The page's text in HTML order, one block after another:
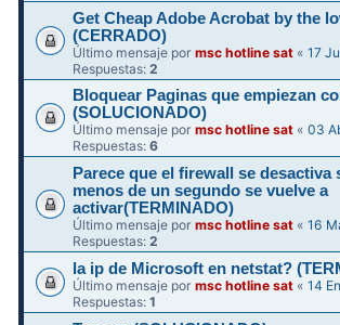
Get Cheap Adobe Acrobat by the
(CERRADO)
Último mensaje pormsc hotline sat «17
Respuestas:2
Bloquear Paginas que empiezan
(SOLUCIONADO)
Último mensaje pormsc hotline sat «03
Respuestas:6
Parece que el firewall se desactiva
menos de un segundo se vuelve a
activar(TERMINADO)
Último mensaje pormsc hotline sat «16
Respuestas:2
la ip de Microsoft en netstat?
Último mensaje pormsc hotline sat «14
Respuestas:1